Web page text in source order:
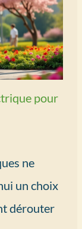
pour
ne
un choix
dérouter